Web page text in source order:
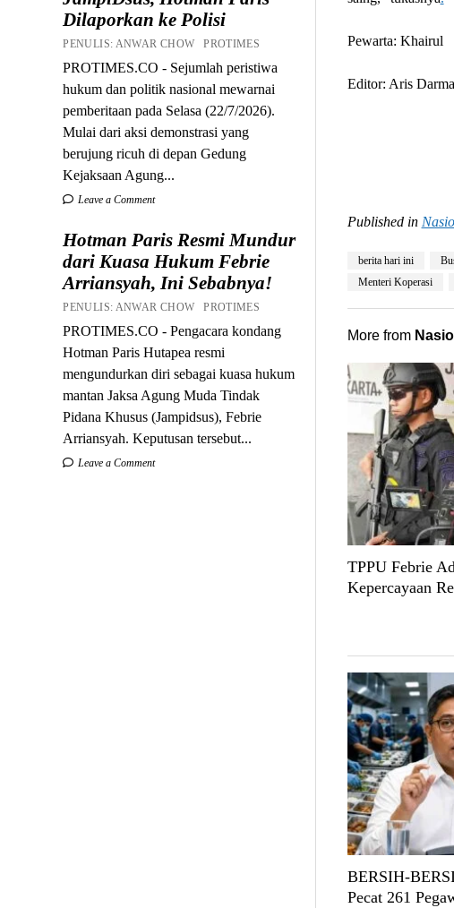
Dilaporkan ke Polisi
PENULIS: ANWAR CHOW PROTIMES
PROTIMES.CO - Sejumlah peristiwa
hukum dan politik nasional mewarnai
pemberitaan pada Selasa (22/7/2026).
Mulai dari aksi demonstrasi yang
berujung ricuh di depan Gedung
Kejaksaan Agung...
Leave a Comment
Hotman Paris Resmi Mundur
dari Kuasa Hukum Febrie
Arriansyah, Ini Sebabnya!
PENULIS: ANWAR CHOW PROTIMES
PROTIMES.CO - Pengacara kondang
Hotman Paris Hutapea resmi
mengundurkan diri sebagai kuasa hukum
mantan Jaksa Agung Muda Tindak
Pidana Khusus (Jampidsus), Febrie
Arriansyah. Keputusan tersebut...
Leave a Comment
Pewarta: Khairul
Editor: Aris
Published in
berita hari ini
Menteri Koperasi
More from
TPPU Febrie
Kepercayaan
BERSIH-
Pecat 261